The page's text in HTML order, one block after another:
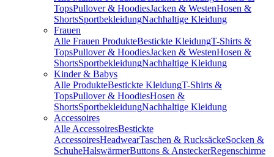
TopsPullover & HoodiesJacken & WestenHosen &
ShortsSportbekleidungNachhaltige Kleidung
Frauen
Alle Frauen ProdukteBestickte KleidungT-Shirts &
TopsPullover & HoodiesJacken & WestenHosen &
ShortsSportbekleidungNachhaltige Kleidung
Kinder & Babys
Alle ProdukteBestickte KleidungT-Shirts &
TopsPullover & HoodiesHosen &
ShortsSportbekleidungNachhaltige Kleidung
Accessoires
Alle AccessoiresBestickte
AccessoiresHeadwearTaschen & RucksäckeSocken &
SchuheHalswärmerButtons & AnsteckerRegenschirme